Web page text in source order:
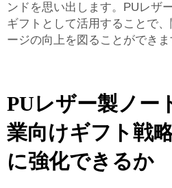
ンドを思い出します。PUレザ
ギフトとして活用することで
ージの向上を図ることができま
PUレザー製ノー
業向けギフト戦
に強化できるか